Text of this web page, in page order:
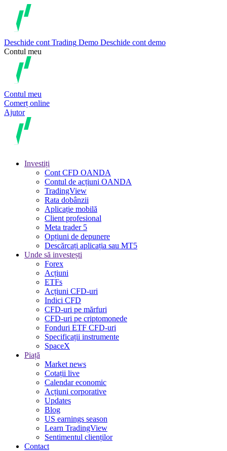
Deschide cont Trading Demo Deschide cont demo
Contul meu
Contul meu
Comerț online
Ajutor
Investiți
Cont CFD OANDA
Contul de acțiuni OANDA
TradingView
Rata dobânzii
Aplicație mobilă
Client profesional
Meta trader 5
Opțiuni de depunere
Descărcați aplicația sau MT5
Unde să investești
Forex
Acțiuni
ETFs
Acțiuni CFD-uri
Indici CFD
CFD-uri pe mărfuri
CFD-uri pe criptomonede
Fonduri ETF CFD-uri
Specificații instrumente
SpaceX
Piață
Market news
Cotații live
Calendar economic
Acțiuni corporative
Updates
Blog
US earnings season
Learn TradingView
Sentimentul clienților
Contact